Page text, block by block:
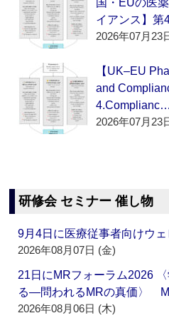
国・EUの医
イアンス】
2026年07月23
【UK–EU
and
4.Complianc…
2026年07月23
研修会 セミナー 催し物
9月4日に医療従事者向けウ
2026年08月07日 (金)
21日にMRフォーラム2026
る―問われるMRの真価〉
2026年08月06日 (木)